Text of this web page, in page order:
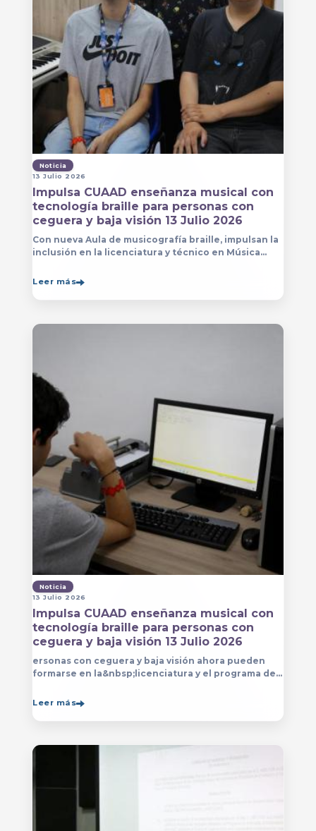
Noticia
13 Julio 2026
Impulsa CUAAD enseñanza musical con
tecnología braille para personas con
ceguera y baja visión 13 Julio 2026
Con nueva Aula de musicografía braille, impulsan la
inclusión en la licenciatura y técnico en Música
formen con mayor autonomía
Leer más
Noticia
13 Julio 2026
Impulsa CUAAD enseñanza musical con
tecnología braille para personas con
ceguera y baja visión 13 Julio 2026
ersonas con ceguera y baja visión ahora pueden
formarse en la&nbsp;licenciatura y el programa de
el&nbsp;
Leer más